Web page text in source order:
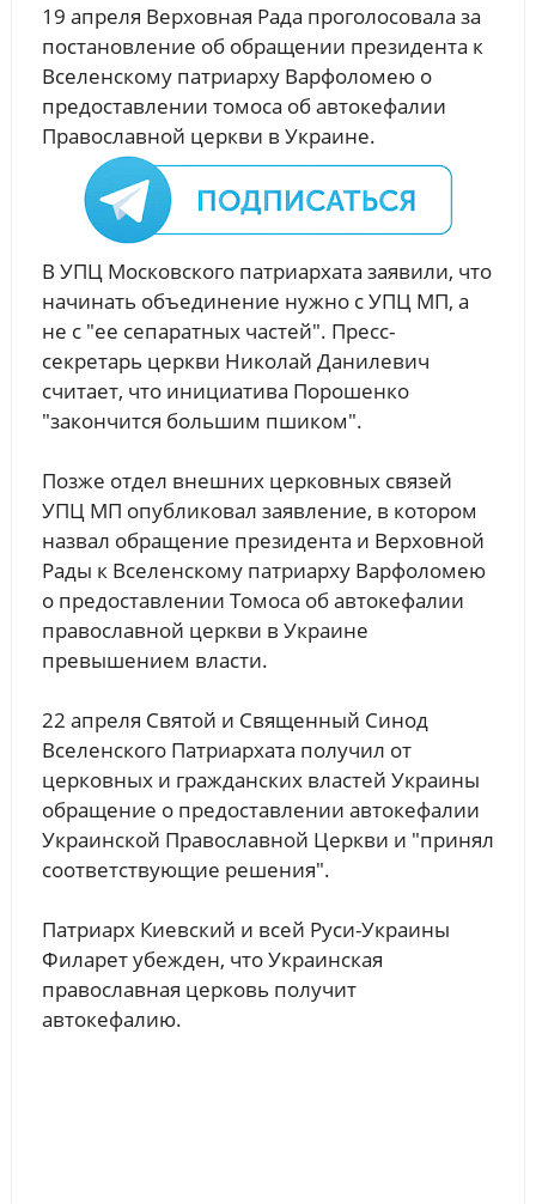
19 апреля Верховная Рада проголосовала за
постановление об обращении президента к
Вселенскому патриарху Варфоломею о
предоставлении томоса об автокефалии
Православной церкви в Украине.
В УПЦ Московского патриархата заявили, что
начинать объединение нужно с УПЦ МП, а
не с "ее сепаратных частей". Преcc-
секретарь церкви Николай Данилевич
считает, что инициатива Порошенко
"закончится большим пшиком".
Позже отдел внешних церковных связей
УПЦ МП опубликовал заявление, в котором
назвал обращение президента и Верховной
Рады к Вселенскому патриарху Варфоломею
о предоставлении Томоса об автокефалии
православной церкви в Украине
превышением власти.
22 апреля Святой и Священный Синод
Вселенского Патриархата получил от
церковных и гражданских властей Украины
обращение о предоставлении автокефалии
Украинской Православной Церкви и "принял
соответствующие решения".
Патриарх Киевский и всей Руси-Украины
Филарет убежден, что Украинская
православная церковь получит
автокефалию.